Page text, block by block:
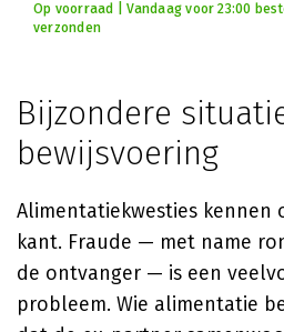
Op voorraad | Vandaag voor 23:00
verzonden
Bijzondere
bewijsvoering
Alimentatiekwesties kennen
kant. Fraude — met name
de ontvanger — is een
probleem. Wie alimentatie